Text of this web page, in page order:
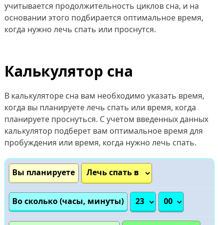
учитывается продолжительность циклов сна, и на
основании этого подбирается оптимальное время,
когда нужно лечь спать или проснутся.
Калькулятор сна
В калькуляторе сна вам необходимо указать время,
когда вы планируете лечь спать или время, когда
планируете проснуться. С учетом введенных данных
калькулятор подберет вам оптимальное время для
пробуждения или время, когда нужно лечь спать.
Вы планируете
Во сколько (часы, минуты)